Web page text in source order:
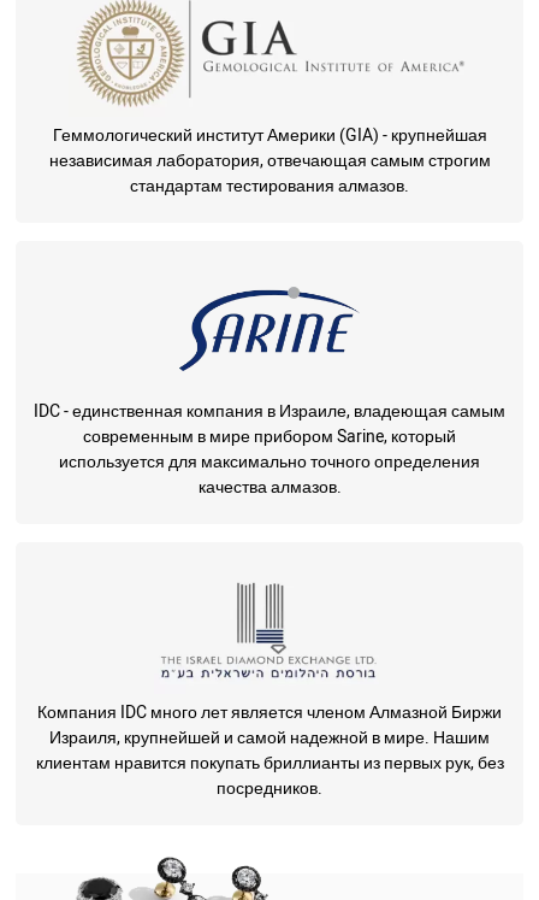
Геммологический институт Америки (GIA) - крупнейшая
независимая лаборатория, отвечающая самым строгим
стандартам тестирования алмазов.
IDC - единственная компания в Израиле, владеющая самым
современным в мире прибором Sarine, который
используется для максимально точного определения
качества алмазов.
Компания IDC много лет является членом Алмазной Биржи
Израиля, крупнейшей и самой надежной в мире. Нашим
клиентам нравится покупать бриллианты из первых рук, без
посредников.